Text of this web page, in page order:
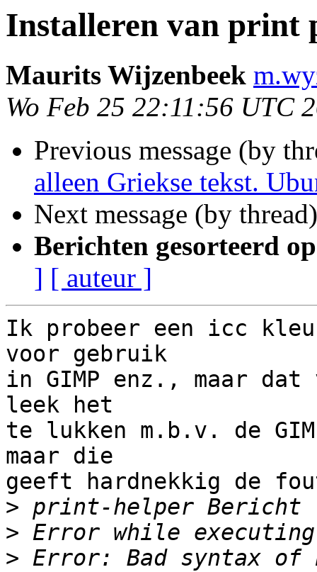
Installeren van print
Maurits Wijzenbeek
Wo Feb 25 22:11:56 UTC
Previous message (by
alleen Griekse tekst.
Next message (by
Berichten gesorteerd
] [ auteur ]
Ik probeer een icc
voor gebruik
in GIMP enz., maar
leek het
te lukken m.b.v. de
maar die
geeft hardnekkig de
>
>
> Error: Bad syntax